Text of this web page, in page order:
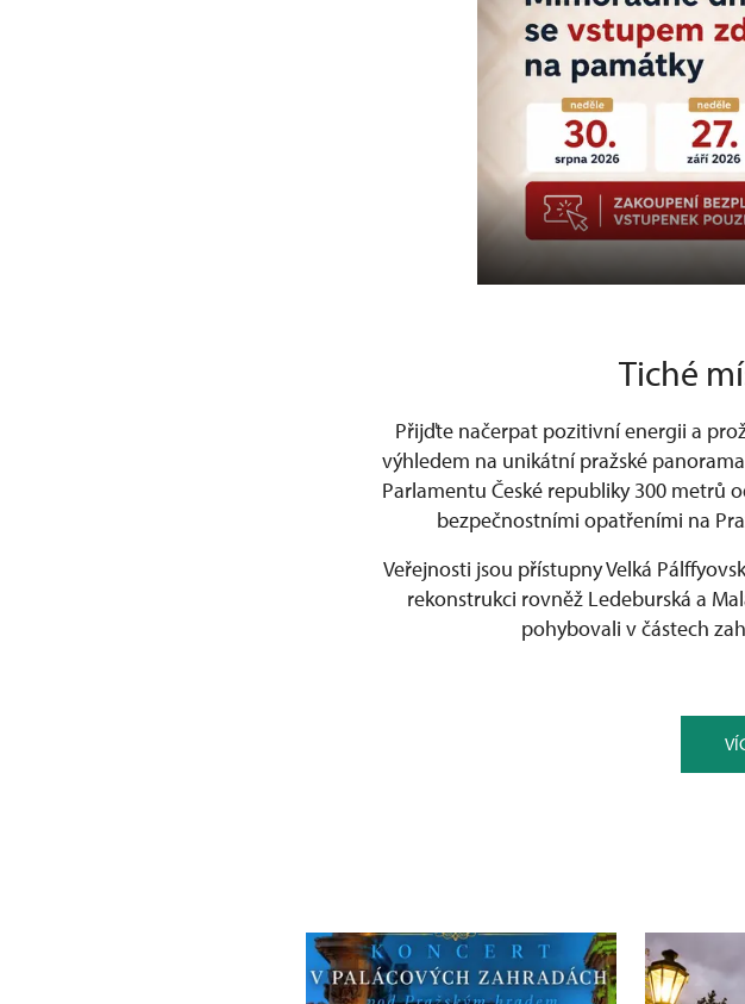
Tiché
Přijďte načerpat pozitivní energii a
výhledem na unikátní pražské
Parlamentu České republiky 300 metrů
bezpečnostními opatřeními na
Veřejnosti jsou přístupny Velká
rekonstrukci rovněž Ledeburská a
pohybovali v částech